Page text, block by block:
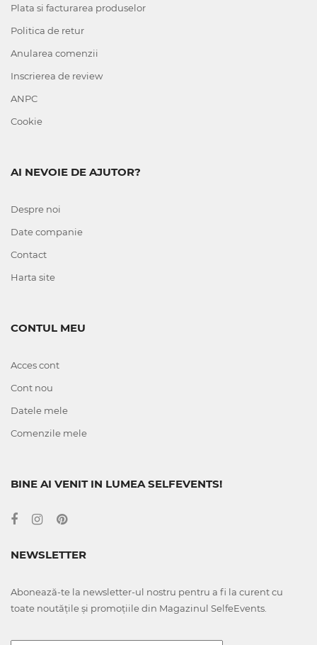
Plata si facturarea produselor
Politica de retur
Anularea comenzii
Inscrierea de review
ANPC
Cookie
AI NEVOIE DE AJUTOR?
Despre noi
Date companie
Contact
Harta site
CONTUL MEU
Acces cont
Cont nou
Datele mele
Comenzile mele
BINE AI VENIT IN LUMEA SELFEVENTS!
NEWSLETTER
Abonează-te la newsletter-ul nostru pentru a fi la curent cu
toate noutățile și promoțiile din Magazinul SelfeEvents.